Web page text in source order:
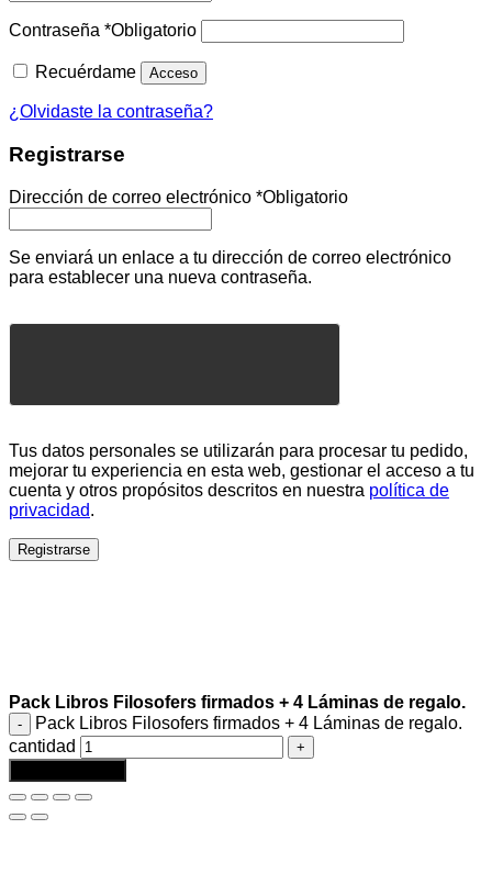
Contraseña *Obligatorio
Recuérdame Acceso
¿Olvidaste la contraseña?
Registrarse
Dirección de correo electrónico *Obligatorio
Se enviará un enlace a tu dirección de correo electrónico
para establecer una nueva contraseña.
Tus datos personales se utilizarán para procesar tu pedido,
mejorar tu experiencia en esta web, gestionar el acceso a tu
cuenta y otros propósitos descritos en nuestra política de
privacidad.
Registrarse
Pack Libros Filosofers firmados + 4 Láminas de regalo.
Pack Libros Filosofers firmados + 4 Láminas de regalo.
cantidad